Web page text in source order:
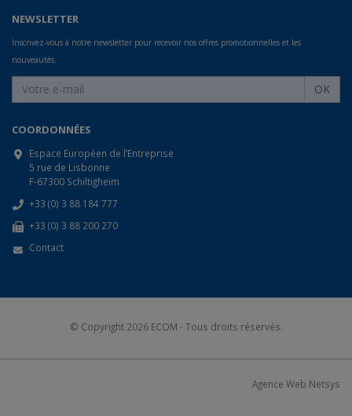
NEWSLETTER
Inscrivez-vous à notre newsletter pour recevoir nos offres promotionnelles et les
nouveautés.
OK
COORDONNÉES
Espace Européen de l’Entreprise
5 rue de Lisbonne
F-67300 Schiltigheim
+33 (0) 3 88 184 777
+33 (0) 3 88 200 270
Contact
© Copyright 2026 ECOM - Tous droits réservés.
Agence Web Netsys